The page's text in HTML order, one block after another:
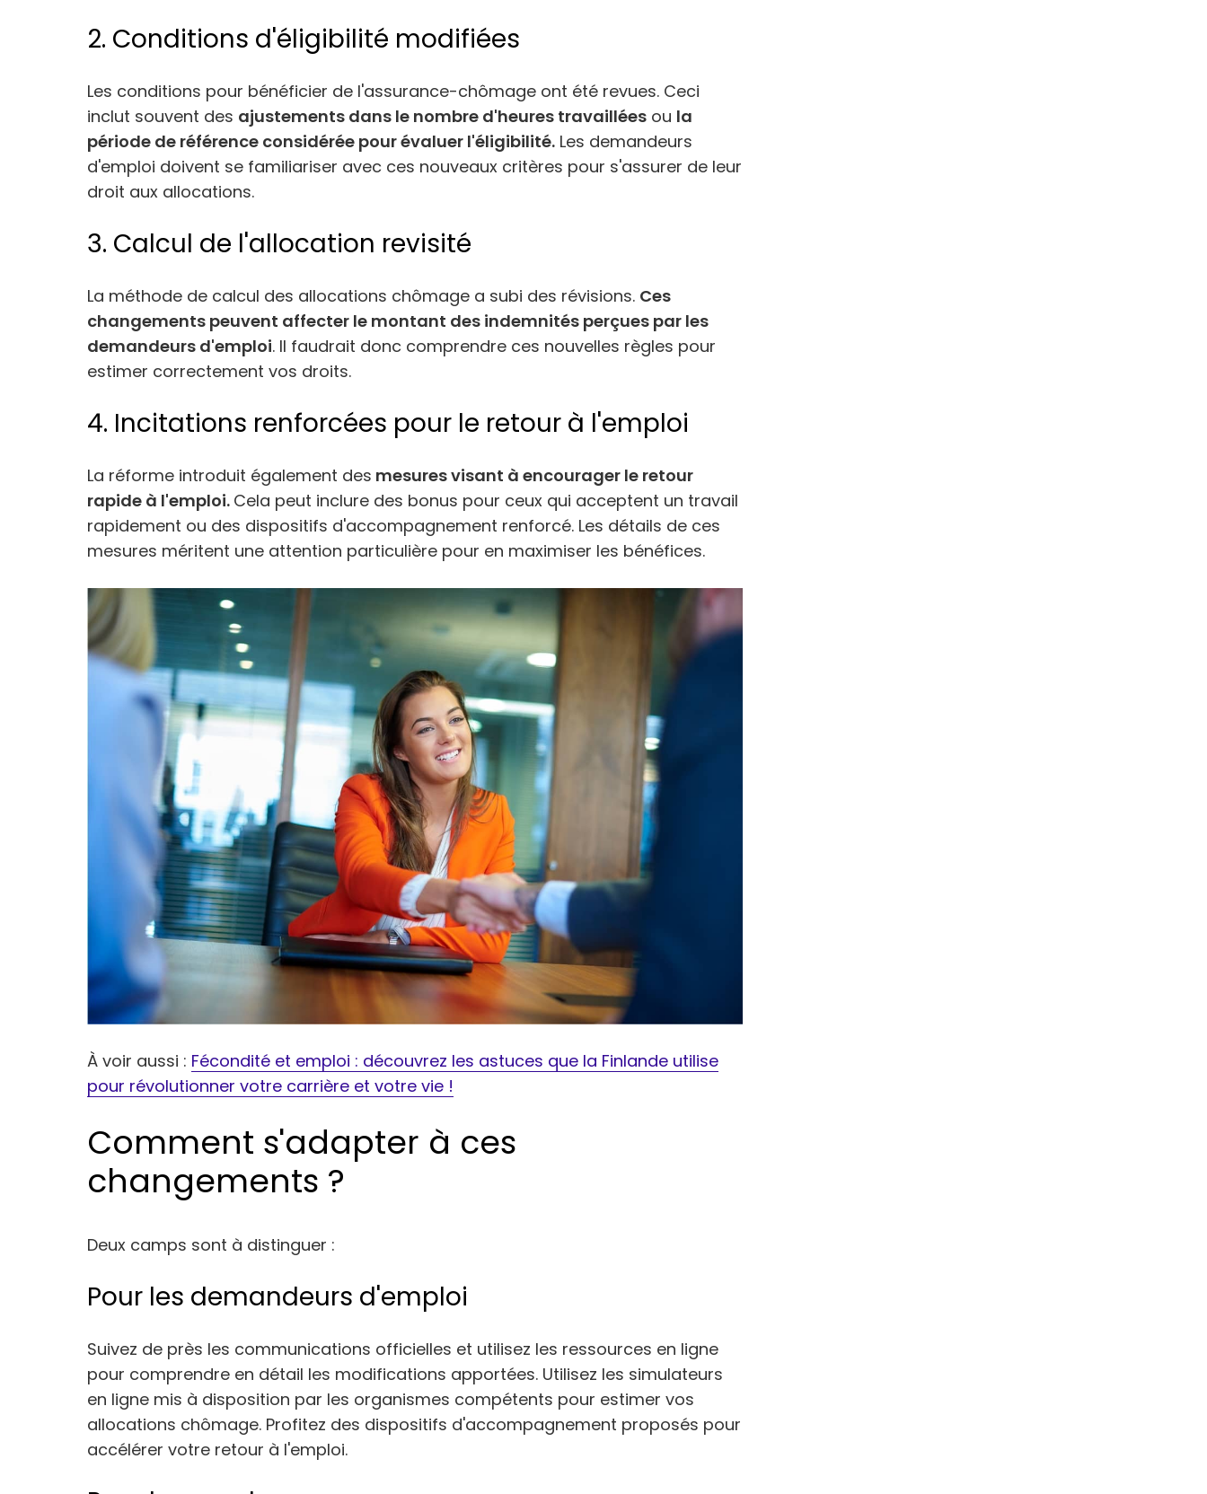
2. Conditions d'éligibilité modifiées
Les conditions pour bénéficier de l'assurance-chômage ont été revues. Ceci
inclut souvent des ajustements dans le nombre d'heures travaillées ou la
période de référence considérée pour évaluer l'éligibilité. Les demandeurs
d'emploi doivent se familiariser avec ces nouveaux critères pour s'assurer de leur
droit aux allocations.
3. Calcul de l'allocation revisité
La méthode de calcul des allocations chômage a subi des révisions. Ces
changements peuvent affecter le montant des indemnités perçues par les
demandeurs d'emploi. Il faudrait donc comprendre ces nouvelles règles pour
estimer correctement vos droits.
4. Incitations renforcées pour le retour à l'emploi
La réforme introduit également des mesures visant à encourager le retour
rapide à l'emploi. Cela peut inclure des bonus pour ceux qui acceptent un travail
rapidement ou des dispositifs d'accompagnement renforcé. Les détails de ces
mesures méritent une attention particulière pour en maximiser les bénéfices.
À voir aussi : Fécondité et emploi : découvrez les astuces que la Finlande utilise
pour révolutionner votre carrière et votre vie !
Comment s'adapter à ces
changements ?
Deux camps sont à distinguer :
Pour les demandeurs d'emploi
Suivez de près les communications officielles et utilisez les ressources en ligne
pour comprendre en détail les modifications apportées. Utilisez les simulateurs
en ligne mis à disposition par les organismes compétents pour estimer vos
allocations chômage. Profitez des dispositifs d'accompagnement proposés pour
accélérer votre retour à l'emploi.